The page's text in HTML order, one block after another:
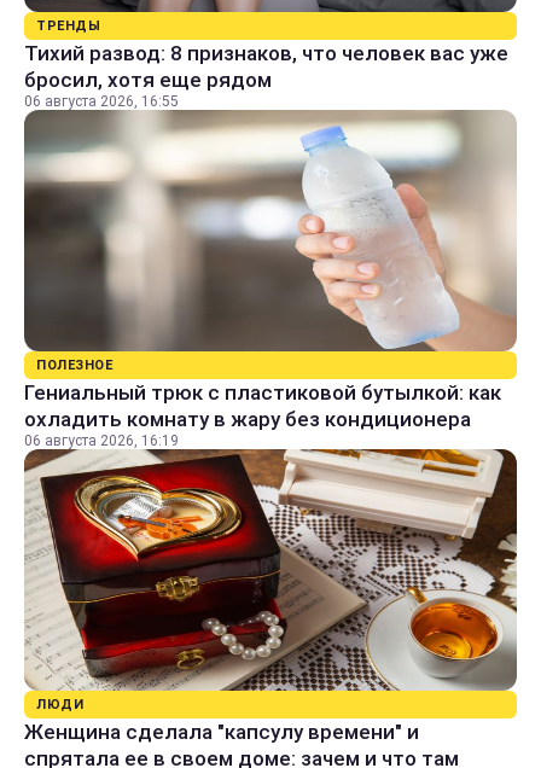
ТРЕНДЫ
Тихий развод: 8 признаков, что человек вас уже
бросил, хотя еще рядом
06 августа 2026, 16:55
ПОЛЕЗНОЕ
Гениальный трюк с пластиковой бутылкой: как
охладить комнату в жару без кондиционера
06 августа 2026, 16:19
ЛЮДИ
Женщина сделала "капсулу времени" и
спрятала ее в своем доме: зачем и что там